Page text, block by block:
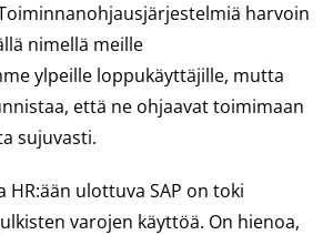
harvoin
nimellä meille
ylpeille loppukäyttäjille, mutta
että ne ohjaavat toimimaan
sujuvasti.
HR:ään ulottuva SAP on toki
varojen käyttöä. On hienoa,